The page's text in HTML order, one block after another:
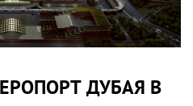
ДУБАЯ В